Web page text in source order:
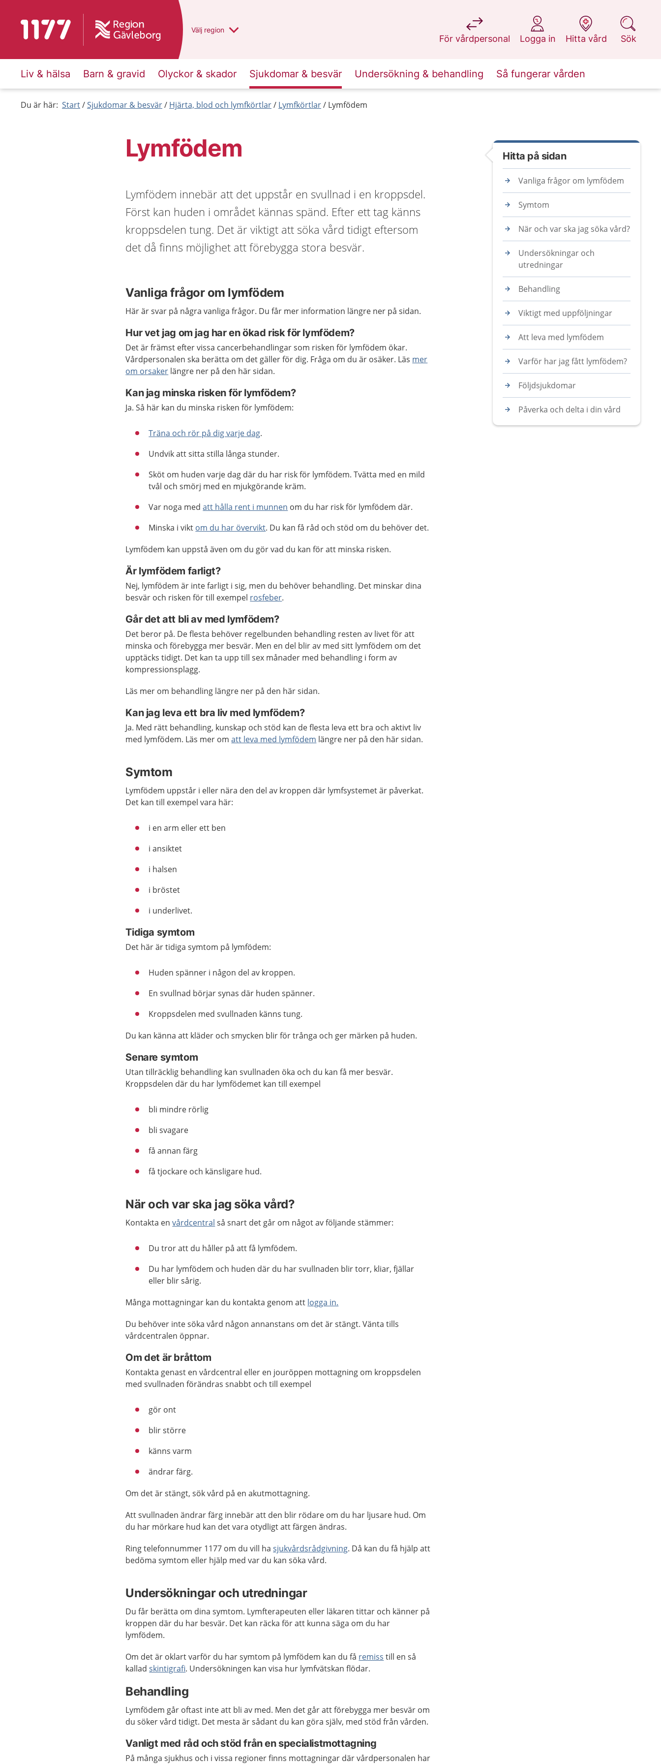
Till startsidan för 1177 Du har valt region
Välj en annan
region
För vårdpersonal
på 1177.se
Logga in
på 1177.se
Hitta vård
på 1177.se
Sök
på 1177.se
Liv & hälsa Barn & gravid Olyckor & skador Sjukdomar & besvär Undersökning & behandling Så fungerar vården
Du är här: Start Sjukdomar & besvär Hjärta, blod och lymfkörtlar Lymfkörtlar Lymfödem
Lymfödem
Lymfödem innebär att det uppstår en svullnad i en kroppsdel.
Först kan huden i området kännas spänd. Efter ett tag känns
kroppsdelen tung. Det är viktigt att söka vård tidigt eftersom
det då finns möjlighet att förebygga stora besvär.
Vanliga frågor om lymfödem
Här är svar på några vanliga frågor. Du får mer information längre ner på sidan.
Hur vet jag om jag har en ökad risk för lymfödem?
Det är främst efter vissa cancerbehandlingar som risken för lymfödem ökar.
Vårdpersonalen ska berätta om det gäller för dig. Fråga om du är osäker. Läs mer
om orsaker längre ner på den här sidan.
Kan jag minska risken för lymfödem?
Ja. Så här kan du minska risken för lymfödem:
Träna och rör på dig varje dag.
Undvik att sitta stilla långa stunder.
Sköt om huden varje dag där du har risk för lymfödem. Tvätta med en mild
tvål och smörj med en mjukgörande kräm.
Var noga medatt hålla rent i munnen om du har risk för lymfödem där.
Minska i vikt om du har övervikt. Du kan få råd och stöd om du behöver det.
Lymfödem kan uppstå även om du gör vad du kan för att minska risken.
Är lymfödem farligt?
Nej, lymfödem är inte farligt i sig, men du behöver behandling. Det minskar dina
besvär och risken för till exempel rosfeber.
Går det att bli av med lymfödem?
Det beror på. De flesta behöver regelbunden behandling resten av livet för att
minska och förebygga mer besvär. Men en del blir av med sitt lymfödem om det
upptäcks tidigt. Det kan ta upp till sex månader med behandling i form av
kompressionsplagg.
Läs mer om behandling längre ner på den här sidan.
Kan jag leva ett bra liv med lymfödem?
Ja. Med rätt behandling, kunskap och stöd kan de flesta leva ett bra och aktivt liv
med lymfödem. Läs mer omatt leva med lymfödem längre ner på den här sidan.
Symtom
Lymfödem uppstår i eller nära den del av kroppen där lymfsystemet är påverkat.
Det kan till exempel vara här:
i en arm eller ett ben
i ansiktet
i halsen
i bröstet
i underlivet.
Tidiga symtom
Det här är tidiga symtom på lymfödem:
Huden spänner i någon del av kroppen.
En svullnad börjar synas där huden spänner.
Kroppsdelen med svullnaden känns tung.
Du kan känna att kläder och smycken blir för trånga och ger märken på huden.
Senare symtom
Utan tillräcklig behandling kan svullnaden öka och du kan få mer besvär.
Kroppsdelen där du har lymfödemet kan till exempel
bli mindre rörlig
bli svagare
få annan färg
få tjockare och känsligare hud.
När och var ska jag söka vård?
Kontakta envårdcentral så snart det går om något av följande stämmer:
Du tror att du håller på att få lymfödem.
Du har lymfödem och huden där du har svullnaden blir torr, kliar, fjällar
eller blir sårig.
Många mottagningar kan du kontakta genom att logga in.
Du behöver inte söka vård någon annanstans om det är stängt. Vänta tills
vårdcentralen öppnar.
Om det är bråttom
Kontakta genast en vårdcentral eller en jouröppen mottagning om kroppsdelen
med svullnaden förändras snabbt och till exempel
gör ont
blir större
känns varm
ändrar färg.
Om det är stängt, sök vård på en akutmottagning.
Att svullnaden ändrar färg innebär att den blir rödare om du har ljusare hud. Om
du har mörkare hud kan det vara otydligt att färgen ändras.
Ring telefonnummer 1177 om du vill hasjukvårdsrådgivning. Då kan du få hjälp att
bedöma symtom eller hjälp med var du kan söka vård.
Undersökningar och utredningar
Du får berätta om dina symtom. Lymfterapeuten eller läkaren tittar och känner på
kroppen där du har besvär. Det kan räcka för att kunna säga om du har
lymfödem.
Om det är oklart varför du har symtom på lymfödem kan du få remiss till en så
kalladskintigrafi. Undersökningen kan visa hur lymfvätskan flödar.
Behandling
Lymfödem går oftast inte att bli av med. Men det går att förebygga mer besvär om
du söker vård tidigt. Det mesta är sådant du kan göra själv, med stöd från vården.
Vanligt med råd och stöd från en specialistmottagning
På många sjukhus och i vissa regioner finns mottagningar där vårdpersonalen har
Hitta på sidan
Vanliga frågor om lymfödem
Symtom
När och var ska jag söka vård?
Undersökningar och
utredningar
Behandling
Viktigt med uppföljningar
Att leva med lymfödem
Varför har jag fått lymfödem?
Följdsjukdomar
Påverka och delta i din vård